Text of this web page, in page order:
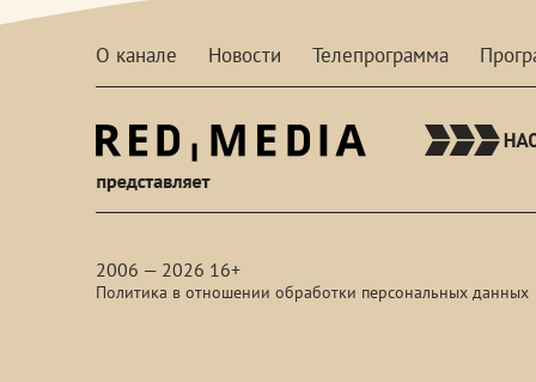
О канале Новости Телепрограмма
2006 — 2026 16+
Политика в отношении обработки персональных данных